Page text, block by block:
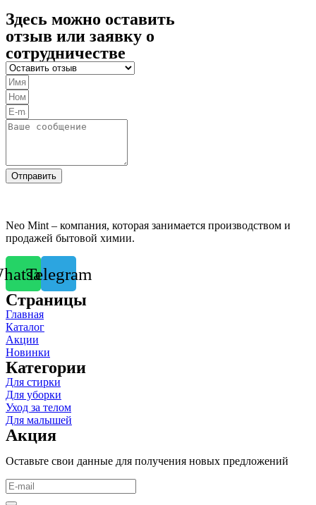
Здесь можно оставить
отзыв или заявку о
сотрудничестве
Отправить
Neo Mint – компания, которая занимается производством и
продажей бытовой химии.
Telegram
Страницы
Главная
Каталог
Акции
Новинки
Категории
Для стирки
Для уборки
Уход за телом
Для малышей
Акция
Оставьте свои данные для получения новых предложений